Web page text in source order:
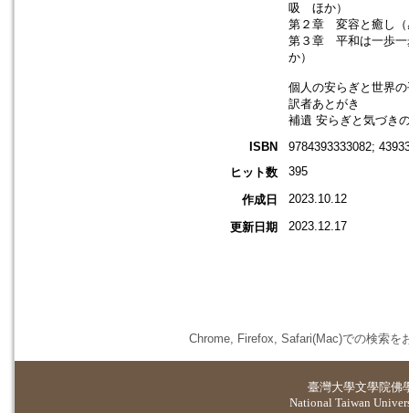
吸 ほか）
第２章 変容と癒し（
第３章 平和は一歩一
か）
個人の安らぎと世界
訳者あとがき
補遺 安らぎと気づき
ISBN
9784393333082;
ヒット数
395
作成日 2023.10.12
更新日期 2023.12.17
Chrome, Firefox, Safari(Mac)での検索を
臺灣大學文學院佛
National Taiwan